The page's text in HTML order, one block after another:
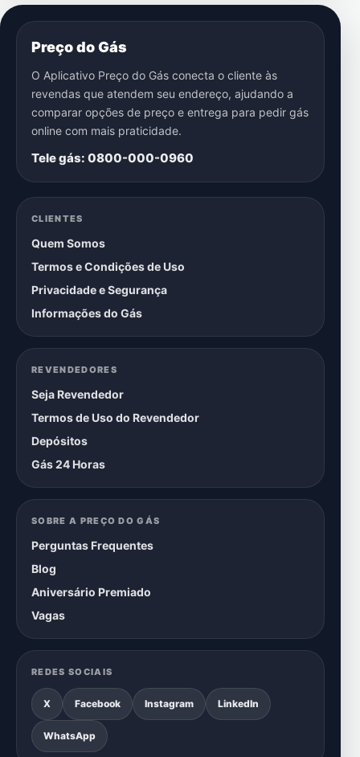
Preço do Gás
O Aplicativo Preço do Gás conecta o cliente às
revendas que atendem seu endereço, ajudando a
comparar opções de preço e entrega para pedir gás
online com mais praticidade.
Tele gás: 0800-000-0960
CLIENTES
Quem Somos
Termos e Condições de Uso
Privacidade e Segurança
Informações do Gás
REVENDEDORES
Seja Revendedor
Termos de Uso do Revendedor
Depósitos
Gás 24 Horas
SOBRE A PREÇO DO GÁS
Perguntas Frequentes
Blog
Aniversário Premiado
Vagas
REDES SOCIAIS
X Facebook Instagram LinkedIn
WhatsApp